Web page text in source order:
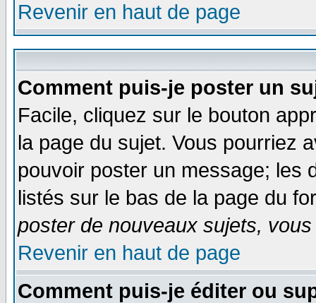
Revenir en haut de page
Comment puis-je poster un
Facile, cliquez sur le bouton
la page du sujet. Vous pourriez
pouvoir poster un message; les
listés sur le bas de la page du
poster de nouveaux sujets,
Revenir en haut de page
Comment puis-je éditer ou